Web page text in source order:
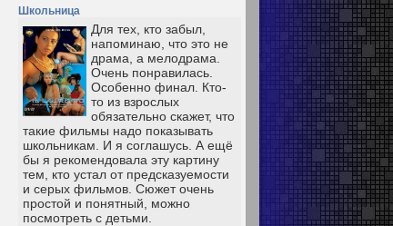
Школьница
Для тех, кто забыл,
напоминаю, что это не
драма, а мелодрама.
Очень понравилась.
Особенно финал. Кто-
то из взрослых
обязательно скажет, что
такие фильмы надо показывать
школьникам. И я соглашусь. А ещё
бы я рекомендовала эту картину
тем, кто устал от предсказуемости
и серых фильмов. Сюжет очень
простой и понятный, можно
посмотреть с детьми.